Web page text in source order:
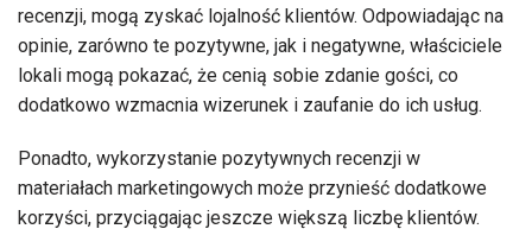
recenzji, mogą zyskać lojalność klientów. Odpowiadając na
opinie, zarówno te pozytywne, jak i negatywne, właściciele
lokali mogą pokazać, że cenią sobie zdanie gości, co
dodatkowo wzmacnia wizerunek i zaufanie do ich usług.
Ponadto, wykorzystanie pozytywnych recenzji w
materiałach marketingowych może przynieść dodatkowe
korzyści, przyciągając jeszcze większą liczbę klientów.